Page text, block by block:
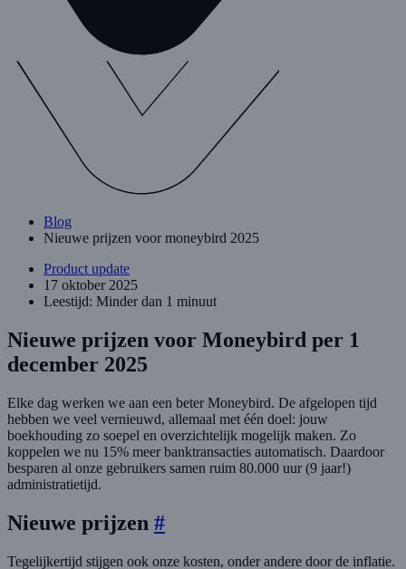
Blog
Nieuwe prijzen voor moneybird 2025
Product update
17 oktober 2025
Leestijd: Minder dan 1 minuut
Nieuwe prijzen voor Moneybird per 1
december 2025
Elke dag werken we aan een beter Moneybird. De afgelopen tijd
hebben we veel vernieuwd, allemaal met één doel: jouw
boekhouding zo soepel en overzichtelijk mogelijk maken. Zo
koppelen we nu 15% meer banktransacties automatisch. Daardoor
besparen al onze gebruikers samen ruim 80.000 uur (9 jaar!)
administratietijd.
Nieuwe prijzen #
Tegelijkertijd stijgen ook onze kosten, onder andere door de inflatie.